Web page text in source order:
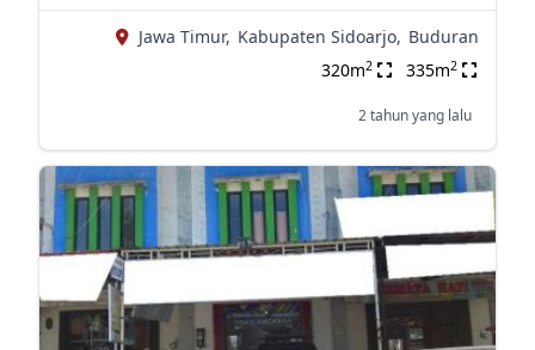
Jawa Timur, Kabupaten Sidoarjo, Buduran
320m2 335m2
2 tahun yang lalu